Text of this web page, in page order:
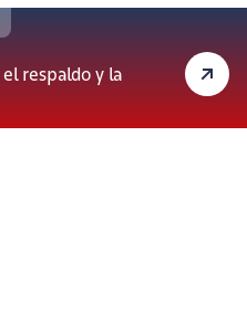
respaldo y la